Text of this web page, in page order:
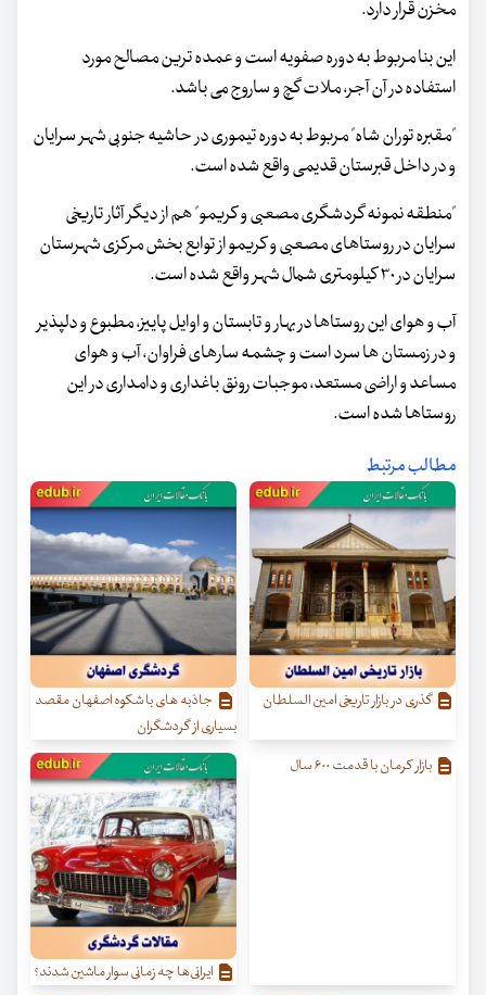
مخزن قرار دارد.
این بنا مربوط به دوره صفویه است و عمده ترین مصالح مورد
استفاده در آن آجر، ملات گچ و ساروج می باشد.
"مقبره توران شاه" مربوط به دوره تیموری در حاشیه جنوبی شهر سرایان
و در داخل قبرستان قدیمی واقع شده است.
"منطقه نمونه گردشگری مصعبی و کریمو" هم از دیگر آثار تاریخی
سرایان در روستاهای مصعبی و کریمو از توابع بخش مرکزی شهرستان
سرایان در ۳۰ کیلومتری شمال شهر واقع شده است.
آب و هوای این روستاها در بهار و تابستان و اوایل پاییز، مطبوع و دلپذیر
و در زمستان ها سرد است و چشمه سارهای فراوان، آب و هوای
مساعد و اراضی مستعد، موجبات رونق باغداری و دامداری در این
روستاها شده است.
مطالب مرتبط
گذری در بازار تاریخی امین السلطان
جاذبه های با شکوه اصفهان مقصد
بسیاری از گردشگران
بازار کرمان با قدمت ۶۰۰ سال
ایرانی‌ها چه زمانی سوار ماشین شدند؟